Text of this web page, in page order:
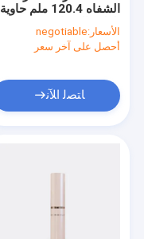
الشفاه 120.4 ملم حاوية
تلطيخ الشفاه
الأسعار:negotiable
أحصل على آخر سعر
ﺎﺘﺼﻟ ﺍﻶﻧ